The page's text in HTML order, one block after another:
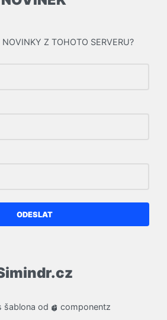
šablona od componentz
NOVINKY Z TOHOTO SERVERU?
ODESLAT